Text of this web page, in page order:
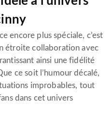
encore plus spéciale, c’est
étroite collaboration avec
ainsi une fidélité
ce soit l’humour décalé,
improbables, tout
dans cet univers